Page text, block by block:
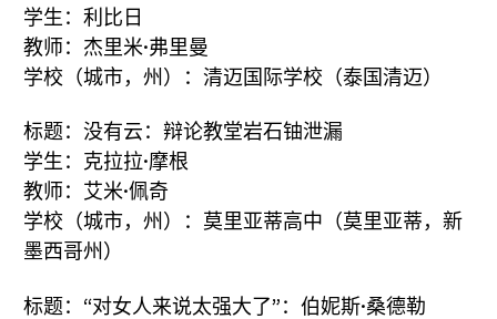
学生：利比日
教师：杰里米·弗里曼
学校（城市，州）：清迈国际学校（泰国清迈）
标题：没有云：辩论教堂岩石铀泄漏
学生：克拉拉·摩根
教师：艾米·佩奇
学校（城市，州）：莫里亚蒂高中（莫里亚蒂，新
墨西哥州）
标题：“对女人来说太强大了”：伯妮斯·桑德勒